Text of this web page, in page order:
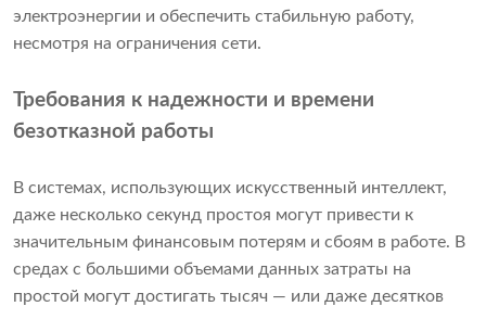
электроэнергии и обеспечить стабильную работу,
несмотря на ограничения сети.
Требования к надежности и времени
безотказной работы
В системах, использующих искусственный интеллект,
даже несколько секунд простоя могут привести к
значительным финансовым потерям и сбоям в работе. В
средах с большими объемами данных затраты на
простой могут достигать тысяч — или даже десятков